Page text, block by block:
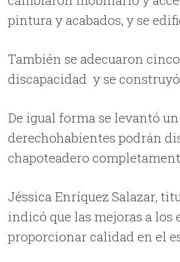
pintura y acabados, y se
También se adecuaron
discapacidad y se
De igual forma se levantó
derechohabientes podrán
chapoteadero
Jéssica Enríquez Salazar,
indicó que las mejoras a los
proporcionar calidad en el